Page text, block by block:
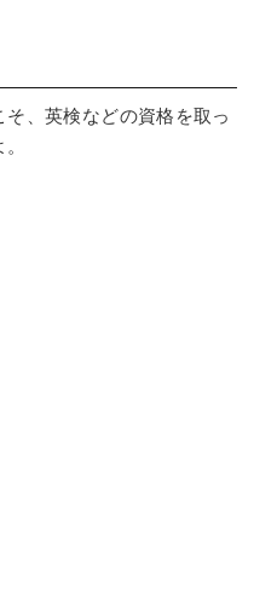
、英検などの資格を取っ